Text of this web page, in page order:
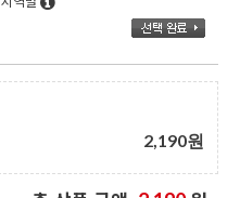
2,190원